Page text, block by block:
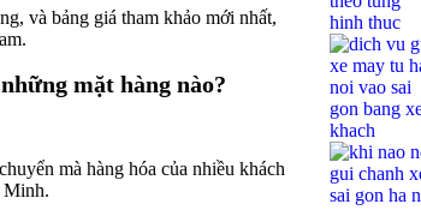
và bảng giá tham khảo mới nhất,
mặt hàng nào?
mà hàng hóa của nhiều khách
Minh.